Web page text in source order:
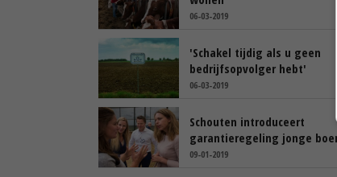
06-03-2019
'Schakel tijdig als u geen
bedrijfsopvolger hebt'
06-03-2019
Schouten introduceert
garantieregeling jonge
09-01-2019